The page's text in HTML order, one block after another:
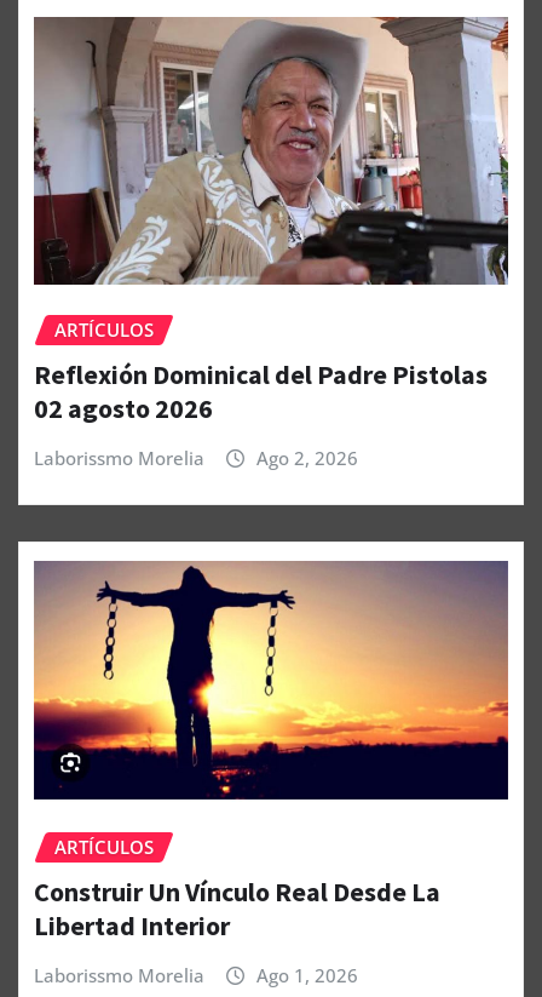
ARTÍCULOS
Reflexión Dominical del Padre Pistolas
02 agosto 2026
Laborissmo Morelia Ago 2, 2026
ARTÍCULOS
Construir Un Vínculo Real Desde La
Libertad Interior
Laborissmo Morelia Ago 1, 2026